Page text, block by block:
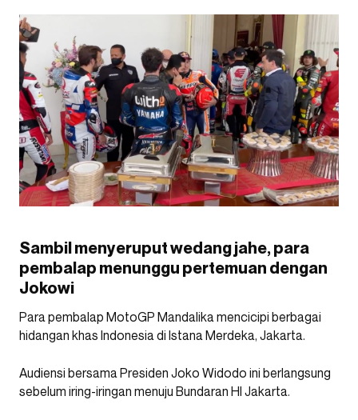
Sambil menyeruput wedang jahe, para
pembalap menunggu pertemuan dengan
Jokowi
Para pembalap MotoGP Mandalika mencicipi berbagai
hidangan khas Indonesia di Istana Merdeka, Jakarta.
Audiensi bersama Presiden Joko Widodo ini berlangsung
sebelum iring-iringan menuju Bundaran HI Jakarta.